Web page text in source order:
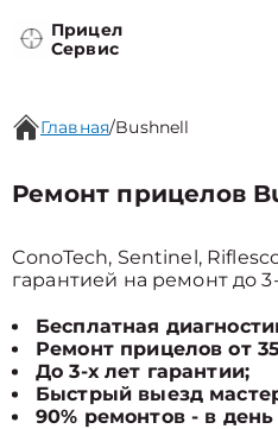
Прицел
Сервис
Главная/Bushnell
Ремонт прицелов
ConoTech, Sentinel,
гарантией на ремонт до
Бесплатная
Ремонт прицелов от
До 3-х лет гарантии;
Быстрый выезд
90% ремонтов - в